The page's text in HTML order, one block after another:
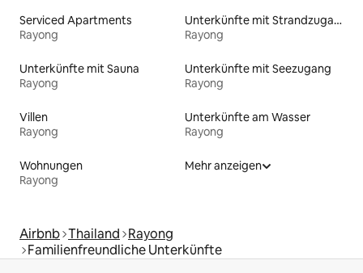
Serviced Apartments
Rayong
Unterkünfte mit Strandzugang
Rayong
Unterkünfte mit Sauna
Rayong
Unterkünfte mit Seezugang
Rayong
Villen
Rayong
Unterkünfte am Wasser
Rayong
Wohnungen
Rayong
Mehr anzeigen
Airbnb Thailand Rayong
Familienfreundliche Unterkünfte